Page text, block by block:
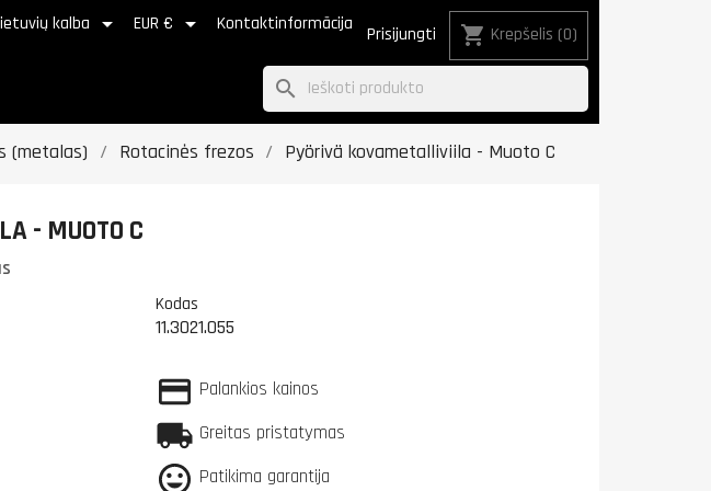
kalba  EUR €  Kontaktinformācija Prisijungti shopping_cart Krepšelis (0)
search
(metalas) Rotacinės frezos Pyörivä kovametalliviila - Muoto C
- MUOTO C
Kodas
11.3021.055
Palankios kainos
Greitas pristatymas
Patikima garantija